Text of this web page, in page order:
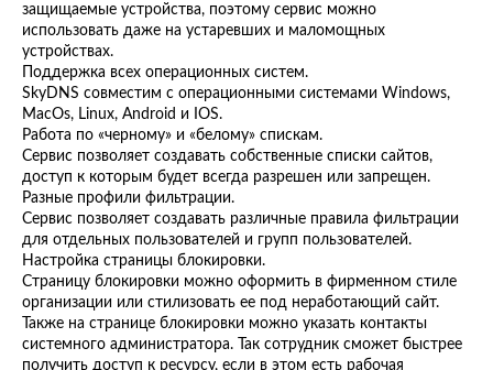
защищаемые устройства, поэтому сервис можно
использовать даже на устаревших и маломощных
устройствах.
Поддержка всех операционных систем.
SkyDNS совместим с операционными системами Windows,
MacOs, Linux, Android и IOS.
Работа по «черному» и «белому» спискам.
Сервис позволяет создавать собственные списки сайтов,
доступ к которым будет всегда разрешен или запрещен.
Разные профили фильтрации.
Сервис позволяет создавать различные правила фильтрации
для отдельных пользователей и групп пользователей.
Настройка страницы блокировки.
Страницу блокировки можно оформить в фирменном стиле
организации или стилизовать ее под неработающий сайт.
Также на странице блокировки можно указать контакты
системного администратора. Так сотрудник сможет быстрее
получить доступ к ресурсу, если в этом есть рабочая